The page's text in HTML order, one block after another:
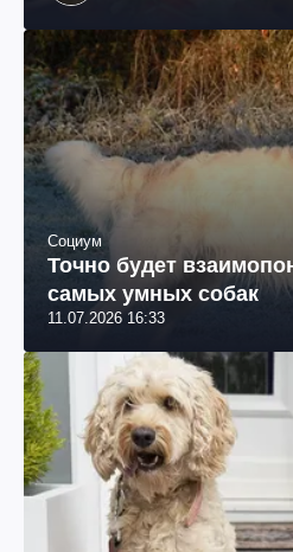
Социум
Точно будет
самых умных собак
11.07.2026 16:33